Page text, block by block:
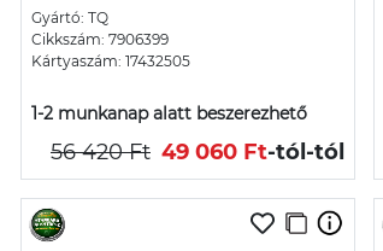
Gyártó: TQ
Cikkszám: 7906399
Kártyaszám: 17432505
1-2 munkanap alatt beszerezhető
56 420 Ft 49 060 Ft-tól-tól